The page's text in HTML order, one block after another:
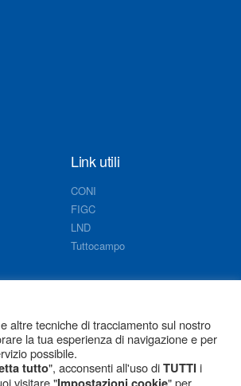
Link utili
CONI
FIGC
LND
Tuttocampo
altre tecniche di tracciamento sul nostro
la tua esperienza di navigazione e per
possibile.
tutto", acconsenti all'uso diTUTTI i
visitare "
" per